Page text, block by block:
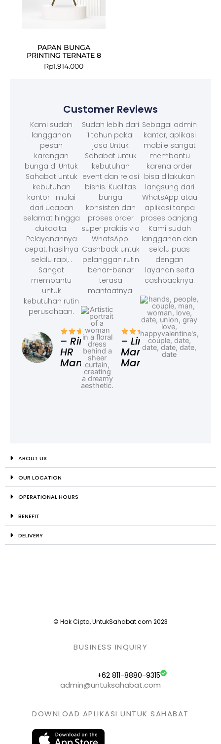
PAPAN BUNGA
PRINTING TERNATE 8
Rp1.914.000
Customer Reviews
Kami sudah
langganan
pesan
karangan
bunga di Untuk
Sahabat untuk
kebutuhan
kantor—mulai
dari ucapan
selamat hingga
dukacita.
Pelayanannya
cepat, hasilnya
selalu rapi, .
Sangat
membantu
untuk
kebutuhan rutin
perusahaan.
– Rina,
HR
Manager
Sudah lebih dari
1 tahun pakai
jasa Untuk
Sahabat untuk
kebutuhan
event dan relasi
bisnis. Kualitas
bunga
konsisten dan
proses order
super praktis via
WhatsApp.
Cashback untuk
pelanggan rutin
benar-benar
terasa
manfaatnya.
– Linda,
Marketing
Manager
Sebagai admin
kantor, aplikasi
mobile sangat
membantu
karena order
bisa dilakukan
langsung dari
WhatsApp atau
aplikasi tanpa
proses panjang.
Kami sudah
langganan dan
selalu puas
dengan
layanan serta
cashbacknya.
ABOUT US
OUR LOCATION
OPERATIONAL HOURS
BENEFIT
DELIVERY
© Hak Cipta, UntukSahabat.com 2023
BUSINESS INQUIRY
+62 811-8880-9315
admin@untuksahabat.com
DOWNLOAD APLIKASI UNTUK SAHABAT